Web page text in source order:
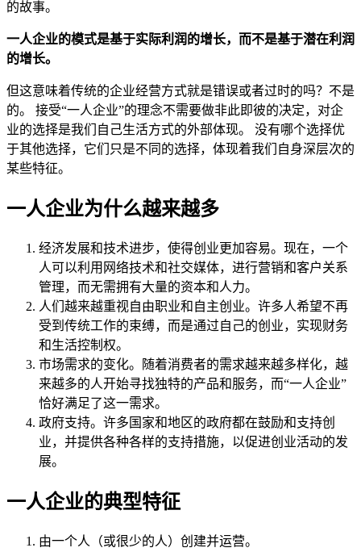
的故事。
一人企业的模式是基于实际利润的增长，而不是基于潜在利润
的增长。
但这意味着传统的企业经营方式就是错误或者过时的吗？不是
的。 接受“一人企业”的理念不需要做非此即彼的决定，对企
业的选择是我们自己生活方式的外部体现。 没有哪个选择优
于其他选择，它们只是不同的选择，体现着我们自身深层次的
某些特征。
一人企业为什么越来越多
经济发展和技术进步，使得创业更加容易。现在，一个
人可以利用网络技术和社交媒体，进行营销和客户关系
管理，而无需拥有大量的资本和人力。
人们越来越重视自由职业和自主创业。许多人希望不再
受到传统工作的束缚，而是通过自己的创业，实现财务
和生活控制权。
市场需求的变化。随着消费者的需求越来越多样化，越
来越多的人开始寻找独特的产品和服务，而“一人企业”
恰好满足了这一需求。
政府支持。许多国家和地区的政府都在鼓励和支持创
业，并提供各种各样的支持措施，以促进创业活动的发
展。
一人企业的典型特征
由一个人（或很少的人）创建并运营。